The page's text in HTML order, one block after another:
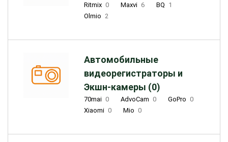
Ritmix 0 Maxvi 6 BQ 1
Olmio 2
Автомобильные
видеорегистраторы и
Экшн-камеры (0)
70mai 0 AdvoCam 0 GoPro 0
Xiaomi 0 Mio 0